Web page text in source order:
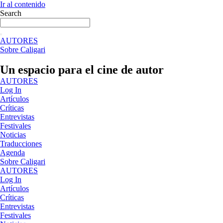
Ir al contenido
Search
AUTORES
Sobre Caligari
Un espacio para el cine de autor
AUTORES
Log In
Artículos
Críticas
Entrevistas
Festivales
Noticias
Traducciones
Agenda
Sobre Caligari
AUTORES
Log In
Artículos
Críticas
Entrevistas
Festivales